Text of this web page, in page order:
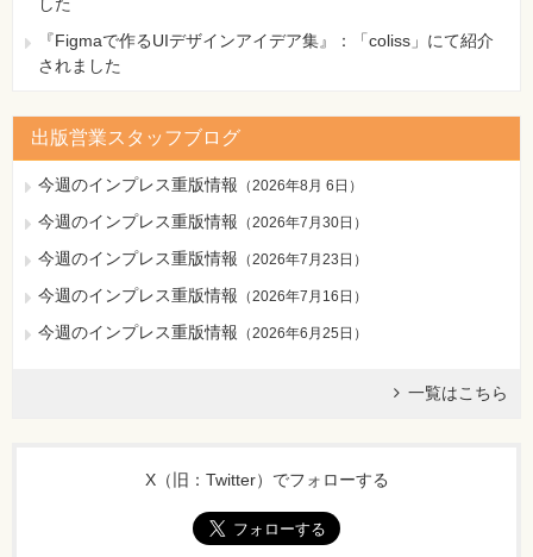
260ページ 1-1の解答
[誤]
TeXとは、ドナルド・E・クヌースにより 1978年に開発さ
れた文書組版システム（処理系）と、それを扱うための言
語のことであり、LaTeXはそれを使いやすく改良したも
した
『Figmaで作るUIデザインアイデア集』：「coliss」にて紹介
されました
出版営業スタッフブログ
今週のインプレス重版情報 （2026年8月 6日 ）
今週のインプレス重版情報 （2026年7月30日 ）
今週のインプレス重版情報 （2026年7月23日 ）
今週のインプレス重版情報 （2026年7月16日 ）
今週のインプレス重版情報 （2026年6月25日 ）
一覧はこちら
X（旧：Twitter）でフォローする